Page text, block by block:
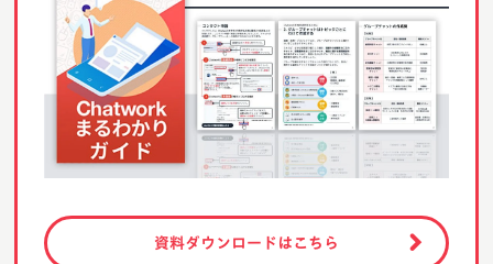
資料ダウンロードはこちら